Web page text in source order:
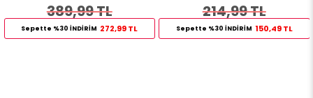
389,99 TL
Sepette %30 İNDİRİM 272,99 TL
214,99 TL
Sepette %30 İNDİRİM 150,49 TL